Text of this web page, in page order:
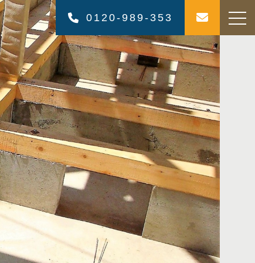
0120-989-353